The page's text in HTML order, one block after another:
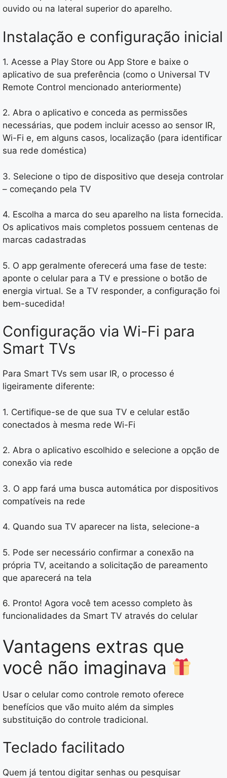
ouvido ou na lateral superior do aparelho.
Instalação e configuração inicial
1. Acesse a Play Store ou App Store e baixe o
aplicativo de sua preferência (como o Universal TV
Remote Control mencionado anteriormente)
2. Abra o aplicativo e conceda as permissões
necessárias, que podem incluir acesso ao sensor IR,
Wi-Fi e, em alguns casos, localização (para identificar
sua rede doméstica)
3. Selecione o tipo de dispositivo que deseja controlar
– começando pela TV
4. Escolha a marca do seu aparelho na lista fornecida.
Os aplicativos mais completos possuem centenas de
marcas cadastradas
5. O app geralmente oferecerá uma fase de teste:
aponte o celular para a TV e pressione o botão de
energia virtual. Se a TV responder, a configuração foi
bem-sucedida!
Configuração via Wi-Fi para
Smart TVs
Para Smart TVs sem usar IR, o processo é
ligeiramente diferente:
1. Certifique-se de que sua TV e celular estão
conectados à mesma rede Wi-Fi
2. Abra o aplicativo escolhido e selecione a opção de
conexão via rede
3. O app fará uma busca automática por dispositivos
compatíveis na rede
4. Quando sua TV aparecer na lista, selecione-a
5. Pode ser necessário confirmar a conexão na
própria TV, aceitando a solicitação de pareamento
que aparecerá na tela
6. Pronto! Agora você tem acesso completo às
funcionalidades da Smart TV através do celular
Vantagens extras que
você não imaginava
Usar o celular como controle remoto oferece
benefícios que vão muito além da simples
substituição do controle tradicional.
Teclado facilitado
Quem já tentou digitar senhas ou pesquisar